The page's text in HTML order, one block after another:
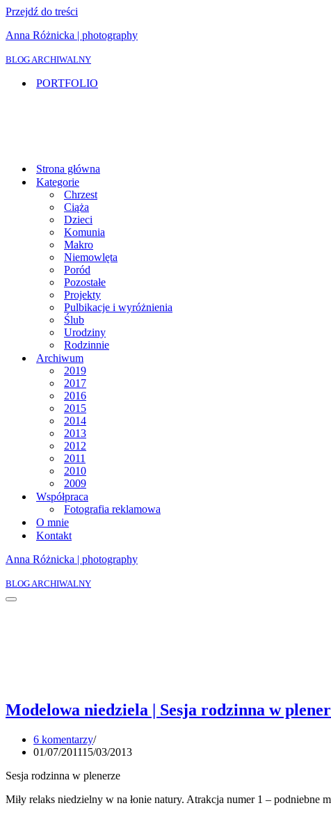
Przejdź do treści
Anna Różnicka | photography
BLOG ARCHIWALNY
PORTFOLIO
Strona główna
Kategorie
Chrzest
Ciąża
Dzieci
Komunia
Makro
Niemowlęta
Poród
Pozostałe
Projekty
Pulbikacje i wyróżnienia
Ślub
Urodziny
Rodzinnie
Archiwum
2019
2017
2016
2015
2014
2013
2012
2011
2010
2009
Współpraca
Fotografia reklamowa
O mnie
Kontakt
Anna Różnicka | photography
BLOG ARCHIWALNY
Menu
Modelowa niedziela | Sesja rodzinna w
6 komentarzy
01/07/201115/03/2013
Sesja rodzinna w plenerze
Miły relaks niedzielny w na łonie natury. Atrakcja numer 1 – podniebne